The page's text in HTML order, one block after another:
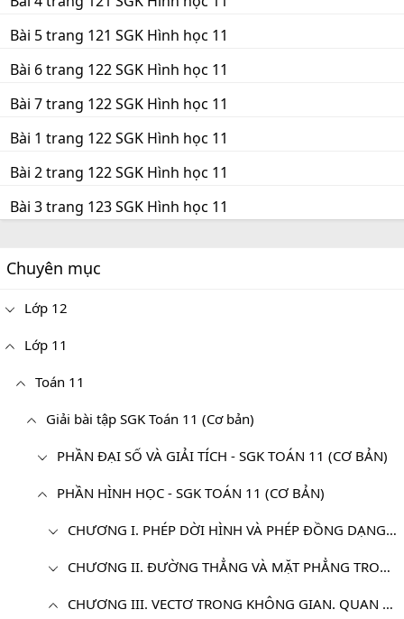
Bài 5 trang 121 SGK Hình học 11
Bài 6 trang 122 SGK Hình học 11
Bài 7 trang 122 SGK Hình học 11
Bài 1 trang 122 SGK Hình học 11
Bài 2 trang 122 SGK Hình học 11
Bài 3 trang 123 SGK Hình học 11
Chuyên mục
Lớp 12
Lớp 11
Toán 11
Giải bài tập SGK Toán 11 (Cơ bản)
PHẦN ĐẠI SỐ VÀ GIẢI TÍCH - SGK TOÁN 11 (CƠ BẢN)
PHẦN HÌNH HỌC - SGK TOÁN 11 (CƠ BẢN)
CHƯƠNG I. PHÉP DỜI HÌNH VÀ PHÉP ĐỒNG DẠNG TRONG MẶT PHẲNG
CHƯƠNG II. ĐƯỜNG THẲNG VÀ MẶT PHẲNG TRONG KHÔNG GIAN. QUAN HỆ SONG SONG
CHƯƠNG III. VECTƠ TRONG KHÔNG GIAN. QUAN HỆ VUÔNG GÓC TRONG KHÔNG GIAN